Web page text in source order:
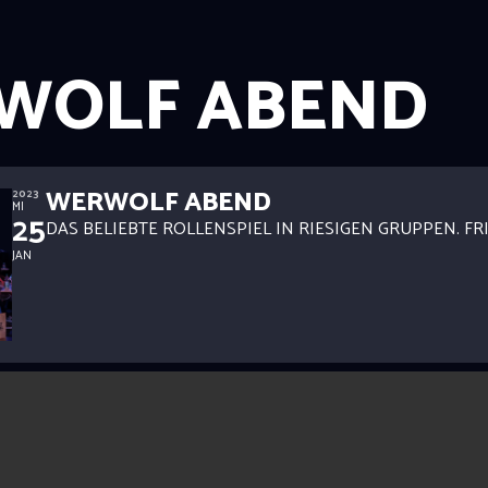
ABEND
2023
MI
25
JAN
WERWOLF ABEND
DAS BELIEBTE ROLLENSPIEL IN RIESIGEN GRUPPEN.